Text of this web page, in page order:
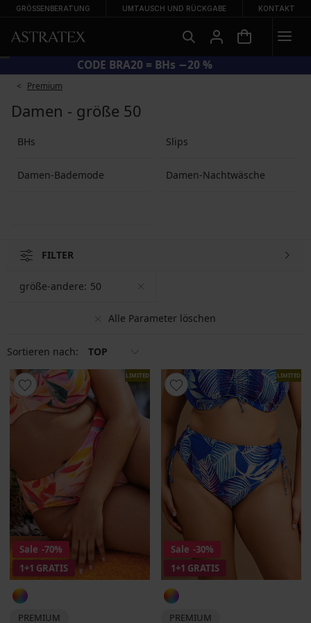
GRÖSSENBERATUNG UMTAUSCH UND RÜCKGABE KONTAKT
CODE BRA20 = BHs −20 %
Premium
Damen - größe 50
BHs Slips
Damen-Bademode Damen-Nachtwäsche
FILTER
Alle Parameter löschen
größe-andere: 50
Sortieren nach: TOP
LIMITED
Sale -70%
1+1 GRATIS
PREMIUM
LIMITED
Sale -30%
1+1 GRATIS
PREMIUM